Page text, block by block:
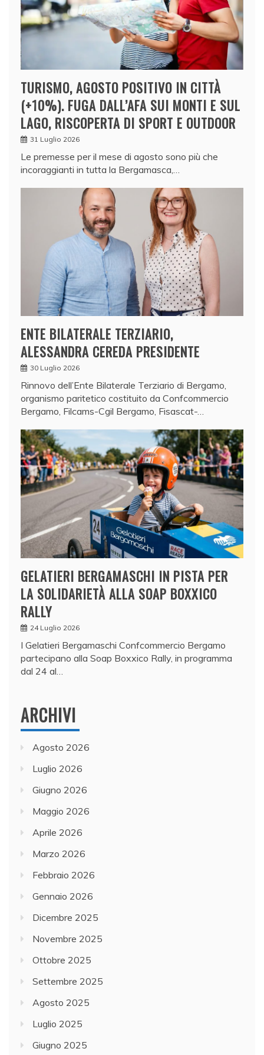
TURISMO, AGOSTO POSITIVO IN CITTÀ
(+10%). FUGA DALL’AFA SUI MONTI E SUL
LAGO, RISCOPERTA DI SPORT E OUTDOOR
31 Luglio 2026
Le premesse per il mese di agosto sono più che
incoraggianti in tutta la Bergamasca,…
ENTE BILATERALE TERZIARIO,
ALESSANDRA CEREDA PRESIDENTE
30 Luglio 2026
Rinnovo dell’Ente Bilaterale Terziario di Bergamo,
organismo paritetico costituito da Confcommercio
Bergamo, Filcams-Cgil Bergamo, Fisascat-…
GELATIERI BERGAMASCHI IN PISTA PER
LA SOLIDARIETÀ ALLA SOAP BOXXICO
RALLY
24 Luglio 2026
I Gelatieri Bergamaschi Confcommercio Bergamo
partecipano alla Soap Boxxico Rally, in programma
dal 24 al…
ARCHIVI
Agosto 2026
Luglio 2026
Giugno 2026
Maggio 2026
Aprile 2026
Marzo 2026
Febbraio 2026
Gennaio 2026
Dicembre 2025
Novembre 2025
Ottobre 2025
Settembre 2025
Agosto 2025
Luglio 2025
Giugno 2025